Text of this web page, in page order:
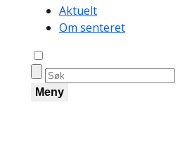
Secondary
navigation
Aktuelt
Om senteret
Meny